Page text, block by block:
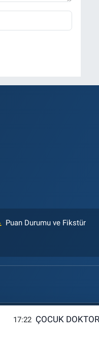
Puan Durumu ve Fikstür
17:22 ÇOCUK